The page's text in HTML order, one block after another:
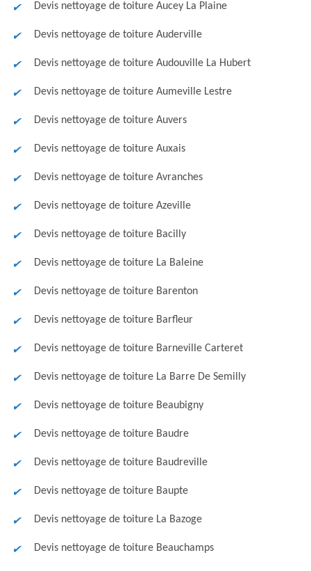
Devis nettoyage de toiture Aucey La Plaine
Devis nettoyage de toiture Auderville
Devis nettoyage de toiture Audouville La Hubert
Devis nettoyage de toiture Aumeville Lestre
Devis nettoyage de toiture Auvers
Devis nettoyage de toiture Auxais
Devis nettoyage de toiture Avranches
Devis nettoyage de toiture Azeville
Devis nettoyage de toiture Bacilly
Devis nettoyage de toiture La Baleine
Devis nettoyage de toiture Barenton
Devis nettoyage de toiture Barfleur
Devis nettoyage de toiture Barneville Carteret
Devis nettoyage de toiture La Barre De Semilly
Devis nettoyage de toiture Beaubigny
Devis nettoyage de toiture Baudre
Devis nettoyage de toiture Baudreville
Devis nettoyage de toiture Baupte
Devis nettoyage de toiture La Bazoge
Devis nettoyage de toiture Beauchamps